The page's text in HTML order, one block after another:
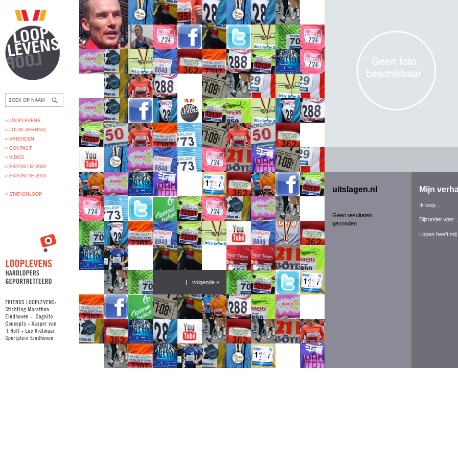
uitslagen.nl
Geen resultaten
gevonden
Mijn
Ik loop ...
Bijzonder was ...
Lopen heeft mij
» LOOPLEVENS
» JOUW VERHAAL
» VRIENDEN
» CONTACT
» VIDEO
» EXPOSITIE 2009
» EXPOSITIE 2010
» STATIONLOOP
| volgende »